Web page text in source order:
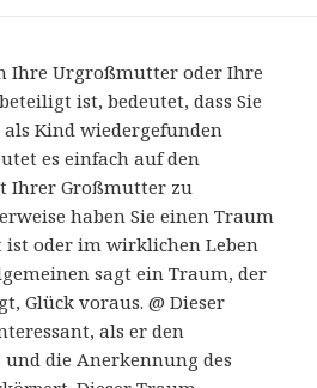
Ihre Urgroßmutter oder Ihre
ist, bedeutet, dass Sie
Kind wiedergefunden
es einfach auf den
Ihrer Großmutter zu
haben Sie einen Traum
ist oder im wirklichen Leben
sagt ein Traum, der
Glück voraus. @ Dieser
als er den
die Anerkennung des